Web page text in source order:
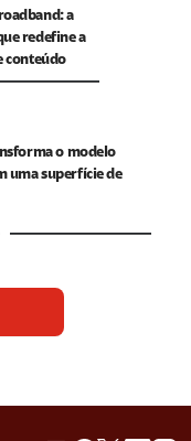
a
redefine a
conteúdo
o modelo
uma superfície de